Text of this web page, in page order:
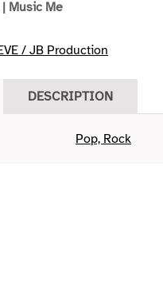
| Music Me
/ JB Production
DESCRIPTION
Pop, Rock